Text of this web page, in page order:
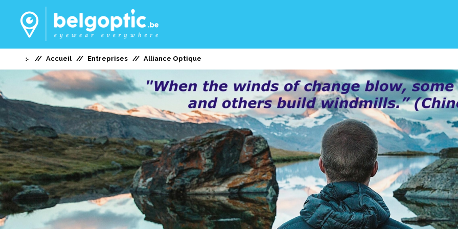
Accueil Entreprises Alliance Optique